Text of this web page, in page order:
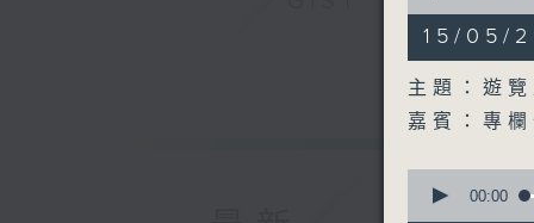
16
minutes,
35
seconds
90%
15/05/
主題：遊
嘉賓：專
seconds
00:00